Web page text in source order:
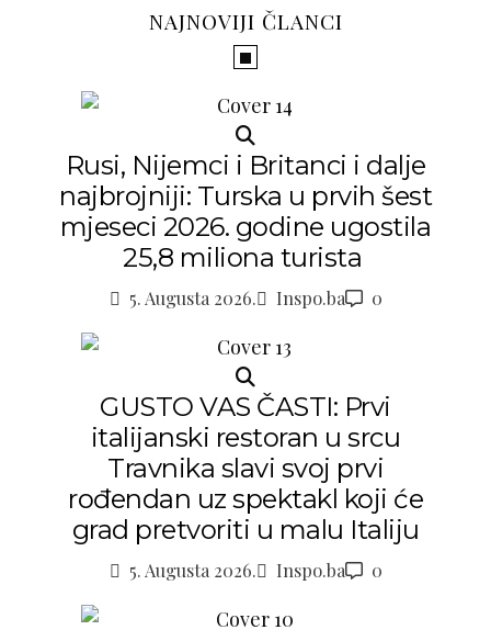
NAJNOVIJI ČLANCI
Rusi, Nijemci i Britanci i dalje
najbrojniji: Turska u prvih šest
mjeseci 2026. godine ugostila
25,8 miliona turista
5. Augusta 2026. Inspo.ba 0
GUSTO VAS ČASTI: Prvi
italijanski restoran u srcu
Travnika slavi svoj prvi
rođendan uz spektakl koji će
grad pretvoriti u malu Italiju
5. Augusta 2026. Inspo.ba 0